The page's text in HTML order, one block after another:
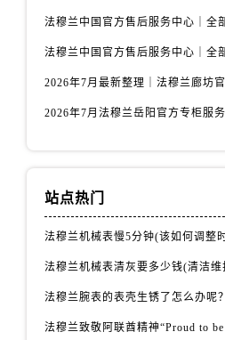
站点热门
法穆兰腕表的表壳生锈了怎么办呢？